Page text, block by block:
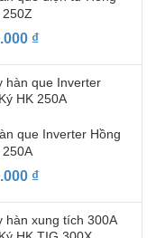
250Z
₫
que Inverter Hồng
250A
₫